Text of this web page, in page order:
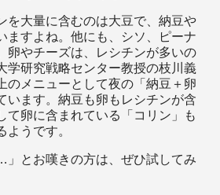
大量に含むのは大豆で、納豆や
ますよね。他にも、シソ、ピーナ
卵やチーズは、レシチンが多いの
学研究戦略センター教授の枝川義
のメニューとして夜の「納豆＋卵
います。納豆も卵もレシチンが含
て卵に含まれている「コリン」も
ようです。
とお嘆きの方は、ぜひ試してみ